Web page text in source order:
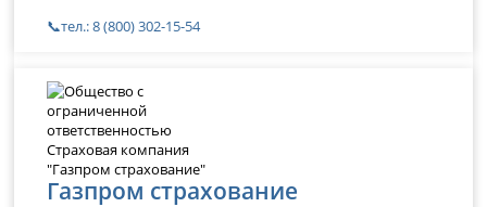
📞тел.: 8 (800) 302-15-54
Газпром страхование